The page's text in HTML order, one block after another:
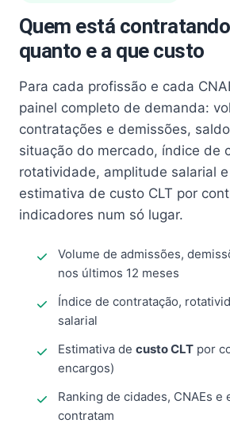
Quem está
quanto e a que custo
Para cada profissão e cada
painel completo de demanda:
contratações e demissões,
situação do mercado, índice de
rotatividade, amplitude salarial
estimativa de custo CLT por
indicadores num só lugar.
Volume de admissões,
nos últimos 12 meses
Índice de contratação,
salarial
Estimativa de custo CLT por
encargos)
Ranking de cidades, CNAEs e
contratam